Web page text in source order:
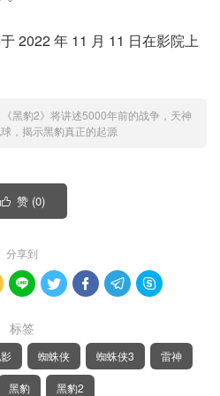
2022 年 11 月 11 日在影院上
《黑豹2》将讲述5000年前的战争，天神
，揭示黑豹真正的起源
 赞 (0)
分享到
    
标签
蜘蛛侠 蜘蛛侠3 雷神
黑豹 黑豹2